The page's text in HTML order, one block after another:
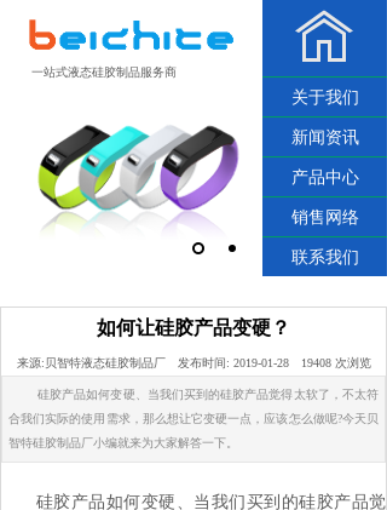
一站式液态硅胶制品服务商
关于我们
新闻资讯
产品中心
销售网络
联系我们
如何让硅胶产品变硬？
来源: 贝智特液态硅胶制品厂 发布时间: 2019-01-28 19408 次浏览
硅胶产品如何变硬、当我们买到的硅胶产品觉得太软了，不太符
合我们实际的使用需求，那么想让它变硬一点，应该怎么做呢?今天贝
智特硅胶制品厂小编就来为大家解答一下。
硅胶产品如何变硬、当我们买到的硅胶产品觉